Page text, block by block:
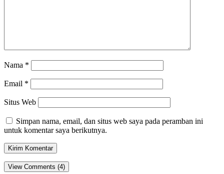
Nama *
Email *
Situs Web
Simpan nama, email, dan situs web saya pada peramban ini
untuk komentar saya berikutnya.
View Comments (4)